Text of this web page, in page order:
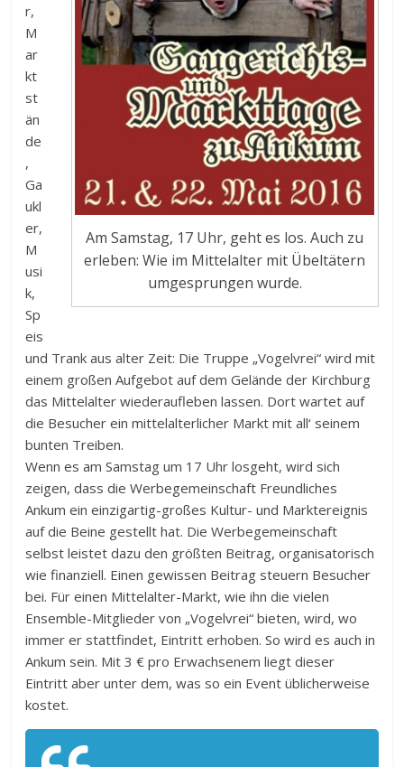
Am Samstag, 17 Uhr, geht es los. Auch zu
erleben: Wie im Mittelalter mit Übeltätern
umgesprungen wurde.
r,
M
ar
kt
st
än
de
,
Ga
ukl
er,
M
usi
k,
Sp
eis
und Trank aus alter Zeit: Die Truppe „Vogelvrei“ wird mit
einem großen Aufgebot auf dem Gelände der Kirchburg
das Mittelalter wiederaufleben lassen. Dort wartet auf
die Besucher ein mittelalterlicher Markt mit all‘ seinem
bunten Treiben.
Wenn es am Samstag um 17 Uhr losgeht, wird sich
zeigen, dass die Werbegemeinschaft Freundliches
Ankum ein einzigartig-großes Kultur- und Marktereignis
auf die Beine gestellt hat. Die Werbegemeinschaft
selbst leistet dazu den größten Beitrag, organisatorisch
wie finanziell. Einen gewissen Beitrag steuern Besucher
bei. Für einen Mittelalter-Markt, wie ihn die vielen
Ensemble-Mitglieder von „Vogelvrei“ bieten, wird, wo
immer er stattfindet, Eintritt erhoben. So wird es auch in
Ankum sein. Mit 3 € pro Erwachsenem liegt dieser
Eintritt aber unter dem, was so ein Event üblicherweise
kostet.